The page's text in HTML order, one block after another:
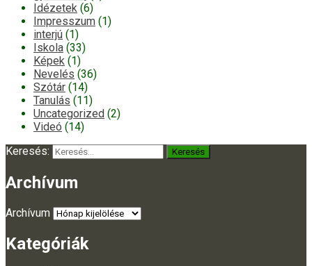
Idézetek (6)
Impresszum (1)
interjú (1)
Iskola (33)
Képek (1)
Nevelés (36)
Szótár (14)
Tanulás (11)
Uncategorized (2)
Videó (14)
Keresés:
Archívum
Archívum
Kategóriák